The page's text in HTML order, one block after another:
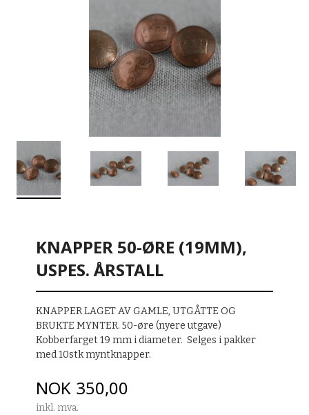
KNAPPER 50-ØRE (19MM),
USPES. ÅRSTALL
KNAPPER LAGET AV GAMLE, UTGÅTTE OG
BRUKTE MYNTER. 50-øre (nyere utgave)
Kobberfarget 19 mm i diameter. Selges i pakker
med 10stk myntknapper.
Pris
NOK 350,00
inkl. mva.